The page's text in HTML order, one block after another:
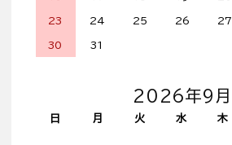
23 24 25 26 27
30 31
2026年9月
日 月 火 水 木